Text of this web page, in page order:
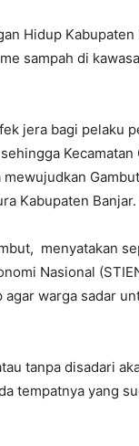
Hidup Kabupaten
sampah di
jera bagi pelaku
Kecamatan
Kabupaten Banjar.
menyatakan
Nasional
warga sadar
tanpa disadari
tempatnya yang